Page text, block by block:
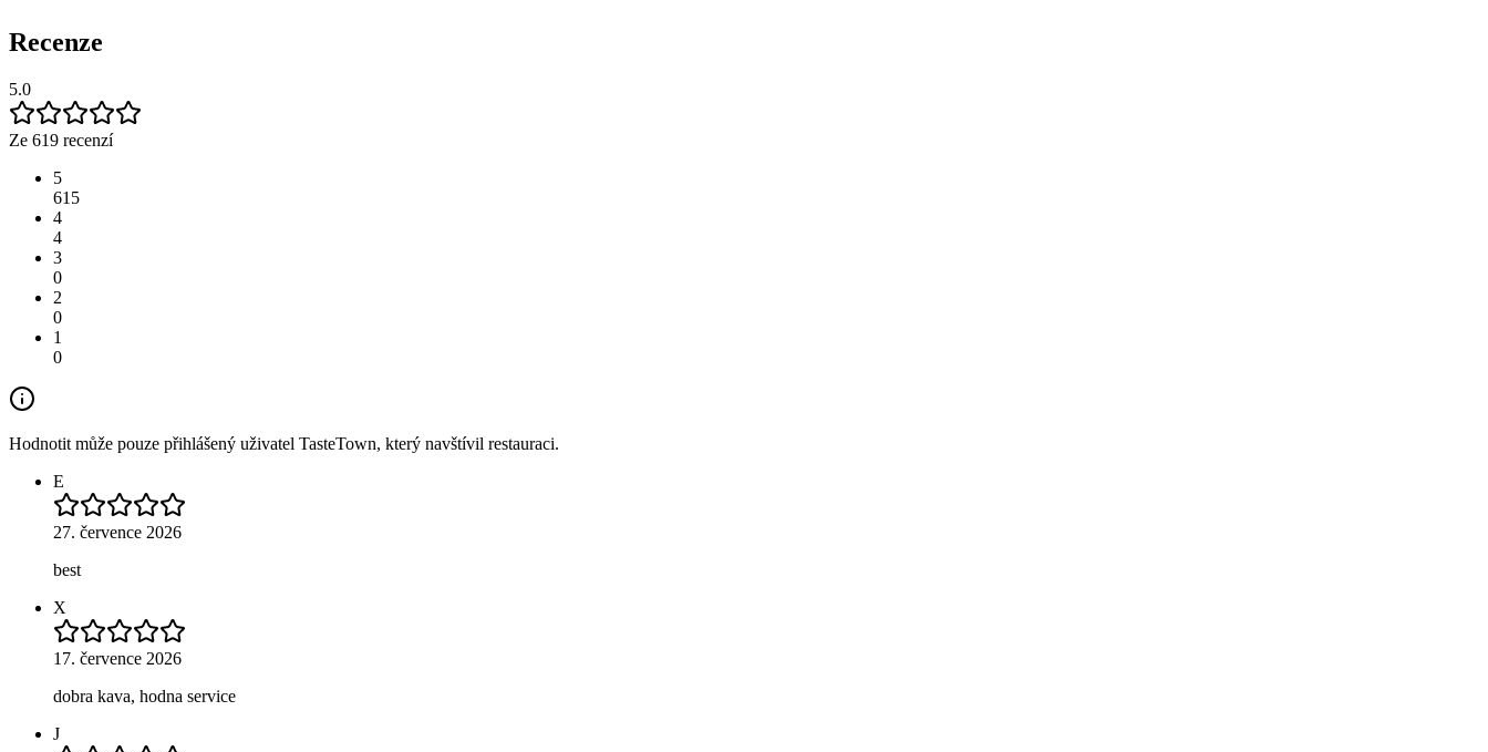
Recenze
5.0
Ze 619 recenzí
5
615
4
4
3
0
2
0
1
0
Hodnotit může pouze přihlášený uživatel TasteTown, který navštívil restauraci.
E
27. července 2026
best
X
17. července 2026
dobra kava, hodna service
J